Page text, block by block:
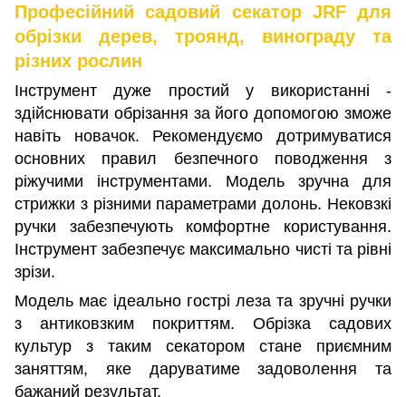
Професійний садовий секатор JRF для
обрізки дерев, троянд, винограду та
різних рослин
Інструмент дуже простий у використанні -
здійснювати обрізання за його допомогою зможе
навіть новачок. Рекомендуємо дотримуватися
основних правил безпечного поводження з
ріжучими інструментами. Модель зручна для
стрижки з різними параметрами долонь. Нековзкі
ручки забезпечують комфортне користування.
Інструмент забезпечує максимально чисті та рівні
зрізи.
Модель має ідеально гострі леза та зручні ручки
з антиковзким покриттям. Обрізка садових
культур з таким секатором стане приємним
заняттям, яке даруватиме задоволення та
бажаний результат.